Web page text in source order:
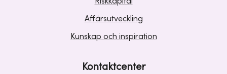
Affärsutveckling
Kunskap och inspiration
Kontaktcenter